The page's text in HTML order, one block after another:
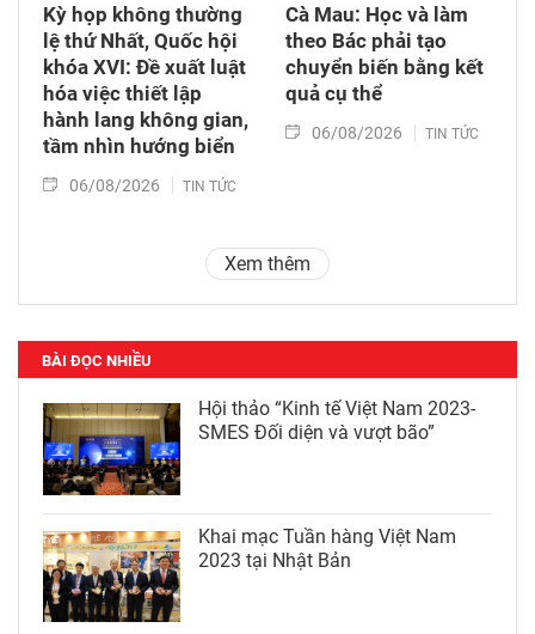
Kỳ họp không thường
lệ thứ Nhất, Quốc hội
khóa XVI: Đề xuất luật
hóa việc thiết lập
hành lang không gian,
tầm nhìn hướng biển
06/08/2026 TIN TỨC
Cà Mau: Học và làm
theo Bác phải tạo
chuyển biến bằng kết
quả cụ thể
06/08/2026 TIN TỨC
Xem thêm
BÀI ĐỌC NHIỀU
Hội thảo “Kinh tế Việt Nam 2023-
SMES Đối diện và vượt bão”
Khai mạc Tuần hàng Việt Nam
2023 tại Nhật Bản